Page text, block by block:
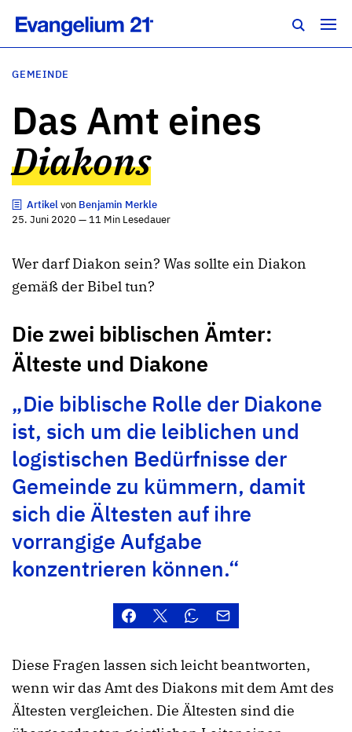
GEMEINDE
Das Amt eines
Diakons
Artikelvon Benjamin Merkle
25. Juni 2020 — 11 Min Lesedauer
Wer darf Diakon sein? Was sollte ein Diakon
gemäß der Bibel tun?
Die zwei biblischen Ämter:
Älteste und Diakone
„Die biblische Rolle der Diakone
ist, sich um die leiblichen und
logistischen Bedürfnisse der
Gemeinde zu kümmern, damit
sich die Ältesten auf ihre
vorrangige Aufgabe
konzentrieren können.“
Diese Fragen lassen sich leicht beantworten,
wenn wir das Amt des Diakons mit dem Amt des
Ältesten vergleichen. Die Ältesten sind die